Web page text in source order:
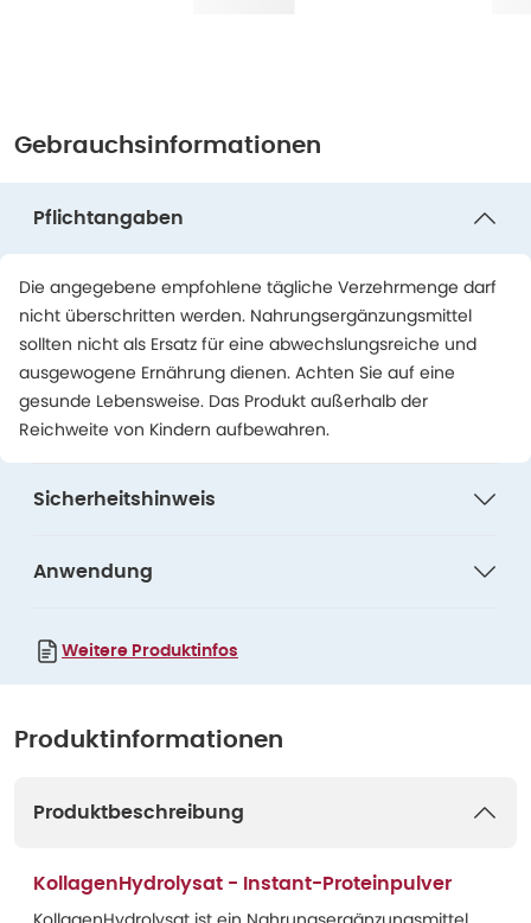
Gebrauchsinformationen
Pflichtangaben
Die angegebene empfohlene tägliche Verzehrmenge darf
nicht überschritten werden. Nahrungsergänzungsmittel
sollten nicht als Ersatz für eine abwechslungsreiche und
ausgewogene Ernährung dienen. Achten Sie auf eine
gesunde Lebensweise. Das Produkt außerhalb der
Reichweite von Kindern aufbewahren.
Sicherheitshinweis
Anwendung
Weitere Produktinfos
Produktinformationen
Produktbeschreibung
KollagenHydrolysat - Instant-Proteinpulver